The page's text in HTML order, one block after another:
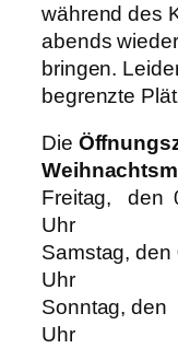
während des
abends
bringen.
begrenzte
Die
Freitag, den
Uhr
Samstag,
Uhr
Sonntag, den
Uhr